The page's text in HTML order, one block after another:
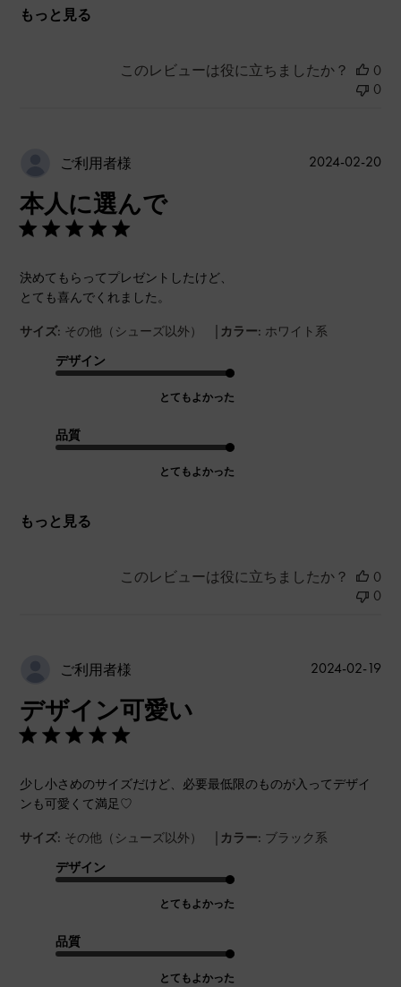
もっと見る
このレビューは役に立ちましたか？
0
0
ご利用者様
本人に選んで
決めてもらってプレゼントしたけど、
とても喜んでくれました。
サイズ: その他（シューズ以外） | カラー: ホワイト系
デザイン
とてもよかった
品質
とてもよかった
もっと見る
公
2024-02-20
このレビューは役に立ちましたか？
0
0
ご利用者様
デザイン可愛い
少し小さめのサイズだけど、必要最低限のものが入ってデザイ
ンも可愛くて満足♡
サイズ: その他（シューズ以外） | カラー: ブラック系
デザイン
とてもよかった
品質
とてもよかった
公
2024-02-19